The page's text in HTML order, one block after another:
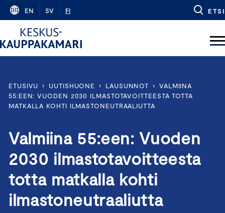
Skip
content
EN SV FI ETSI
ETUSIVU › UUTISHUONE › LAUSUNNOT › VALMIINA
55:EEN: VUODEN 2030 ILMASTOTAVOITTEESTA TOTTA
MATKALLA KOHTI ILMASTONEUTRAALIUTTA
Valmiina 55:een: Vuoden
2030 ilmastotavoitteesta
totta matkalla kohti
ilmastoneutraaliutta